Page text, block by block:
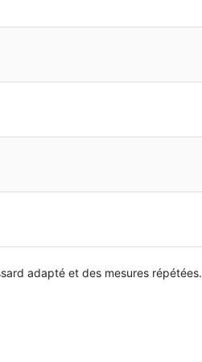
adapté et des mesures répétées.